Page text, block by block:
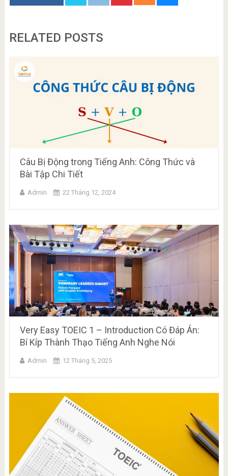
RELATED POSTS
Câu Bị Động trong Tiếng Anh: Công Thức và
Bài Tập Chi Tiết
Admin 22 Tháng 12, 2024
Very Easy TOEIC 1 – Introduction Có Đáp Án:
Bí Kíp Thành Thạo Tiếng Anh Nghe Nói
Admin 12 Tháng 5, 2025